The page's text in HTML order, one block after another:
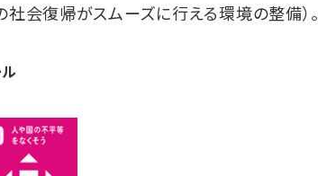
会復帰がスムーズに行える環境の整備）。